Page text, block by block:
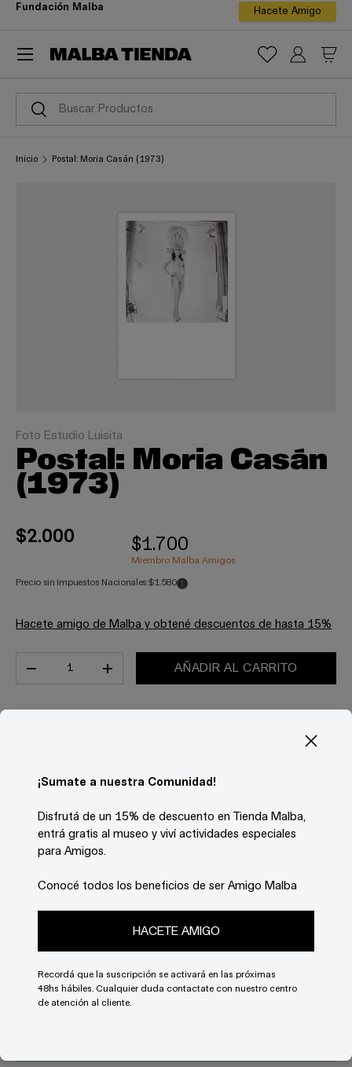
ir al contenido
Fundación Malba Hacete Amigo
Buscar
Buscar
Iniciar
Menú
Inicio Postal: Moria Casán (1973)
Foto Estudio Luisita
Postal: Moria Casán
(1973)
$2.000 $1.700
Miembro Malba Amigos
Precio sin Impuestos Nacionales:$1.580
Hacete amigo de Malba y obtené descuentos de hasta 15%
-
+ AÑADIR AL CARRITO
Moria Casán tomada por el Foto Estudio Luisita
presentada en Malba del 5 de noviembre de 2021
Medidas: 15 x 10 cm
¡Sumate a nuestra Comunidad!
Disfrutá de un 15% de descuento en Tienda Malba,
entrá gratis al museo y viví actividades especiales
para Amigos.
Conocé todos los beneficios de ser Amigo Malba
HACETE AMIGO
Recordá que la suscripción se activará en las próximas
48hs hábiles. Cualquier duda contactate con nuestro centro
de atención al cliente.